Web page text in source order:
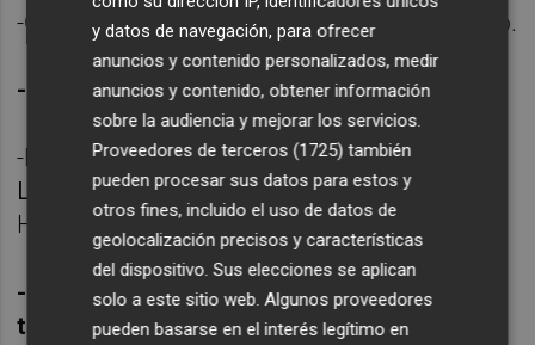
-Como están ciertas personas que ya no veo.
-Un disco, película/serie y libro:
-Disco:Loveless.Película:Smoke(1995).
L
De animales a diosesde Yuval Noah
Hara.
-Momento artístico/profesional "tierra
trágame":
y datos de navegación, para ofrecer
anuncios y contenido personalizados, medir
anuncios y contenido, obtener información
sobre la audiencia y mejorar los servicios.
Proveedores de terceros (1725) también
pueden procesar sus datos para estos y
otros fines, incluido el uso de datos de
geolocalización precisos y características
del dispositivo. Sus elecciones se aplican
solo a este sitio web. Algunos proveedores
pueden basarse en el interés legítimo en